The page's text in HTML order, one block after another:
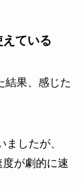
ている
結果、感じた
したが、
が劇的に速